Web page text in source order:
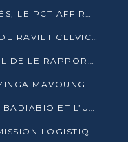
À TROIS JOURS DE SON CONGRÈS, LE PCT AFFIRME AVOIR ATTEINT TOUS SES OBJECTIFS
CE QUE L’ON SAIT DE LA MORT DE RAVIET CELVIC N’TSIANTSIE
LE COMITÉ CENTRAL DU PCT VALIDE LE RAPPORT DU CONGRÈS ET SOUTIENT DENIS SASSOU N’GUESSO
PRÉSIDENTIELLE 2026 : MABIO ZINGA MAVOUNGOU DÉCLARE SA CANDIDATURE ET CHARGE LE BILAN DU PCT
PRÉSIDENTIELLE 2026 : JOSEPH BADIABIO ET L’UDH-YUKI JOUENT LA PRUDENCE
6ᵉ CONGRÈS DU PCT : LA COMMISSION LOGISTIQUE ASSURE LA DISTRIBUTION DES KITS